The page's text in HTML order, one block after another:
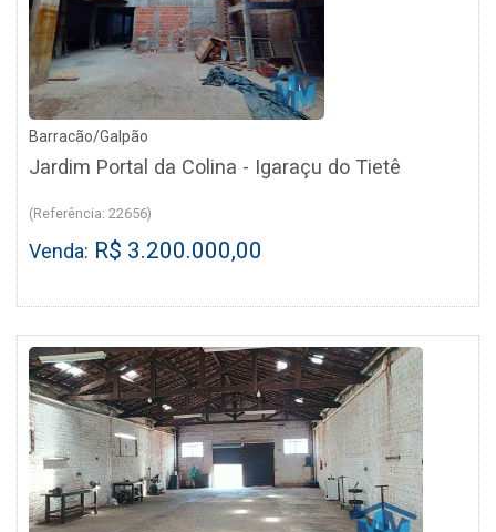
Barracão/Galpão
Jardim Portal da Colina - Igaraçu do Tietê
(Referência: 22656)
Venda: R$ 3.200.000,00